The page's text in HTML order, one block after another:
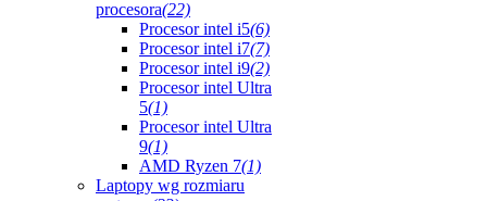
procesora(22)
Procesor intel i5(6)
Procesor intel i7(7)
Procesor intel i9(2)
Procesor intel Ultra
5(1)
Procesor intel Ultra
9(1)
AMD Ryzen 7(1)
Laptopy wg rozmiaru